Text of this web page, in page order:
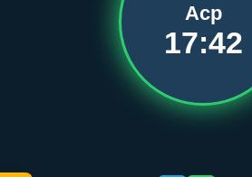
Аср
17:42